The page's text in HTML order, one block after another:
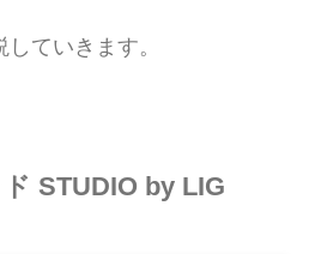
ていきます。
STUDIO by LIG